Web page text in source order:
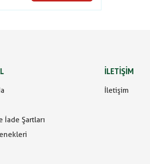
İade Şartları
İLETİŞİM
İletişim